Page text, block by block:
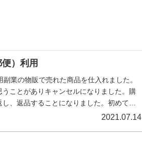
）利用
業の物販で売れた商品を仕入れました。
ことがありキャンセルになりました。購
、返品することになりました。初めての
2021.07.14